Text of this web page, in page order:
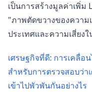
เป็นการสร้างมูลค่าเพิ่ม
"ภาพตัดขวางของความ
ประเทศและความเสี่ยง
เศรษฐกิจที่ดี: การเคลื่อ
สำหรับการตรวจสอบว่า
เข้าไปพัวพันกันอย่างไร